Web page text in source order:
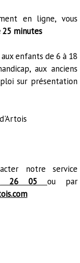
en ligne, vous
25 minutes
enfants de 6 à 18
aux anciens
sur présentation
notre service
26 05 ou par